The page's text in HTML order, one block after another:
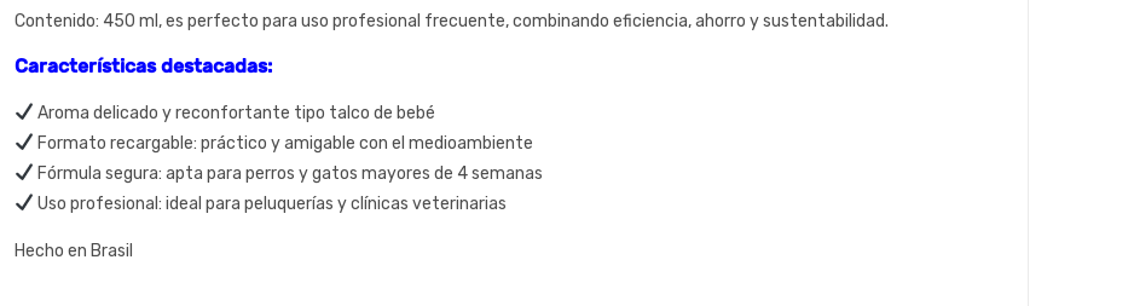
Contenido: 450 ml, es perfecto para uso profesional frecuente, combinando eficiencia, ahorro y sustentabilidad.
Características destacadas:
Aroma delicado y reconfortante tipo talco de bebé
Formato recargable: práctico y amigable con el medioambiente
Fórmula segura: apta para perros y gatos mayores de 4 semanas
Uso profesional: ideal para peluquerías y clínicas veterinarias
Hecho en Brasil